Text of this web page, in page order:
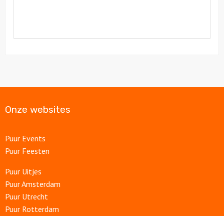
Onze websites
Puur Events
Puur Feesten
Puur Uitjes
Puur Amsterdam
Puur Utrecht
Puur Rotterdam